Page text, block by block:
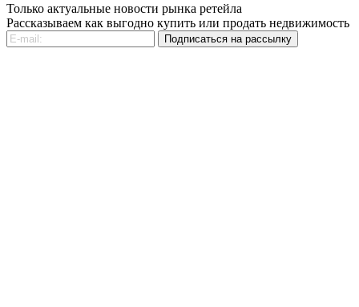
Только актуальные новости рынка ретейла
Рассказываем как выгодно купить или продать недвижимость